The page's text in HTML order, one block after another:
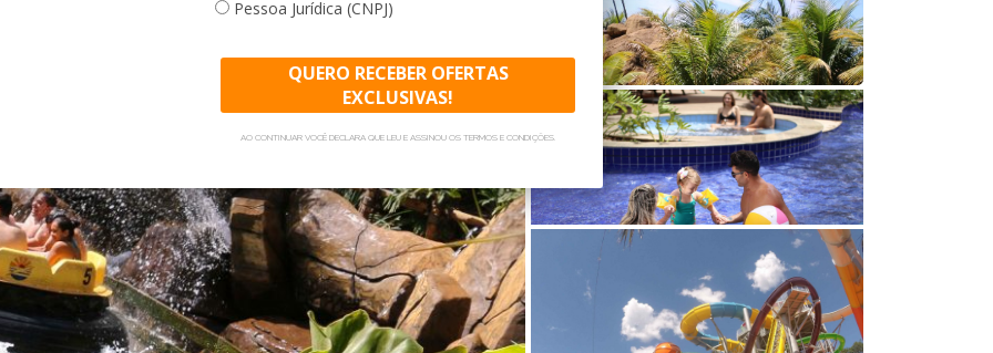
Pessoa Jurídica (CNPJ)
QUERO RECEBER OFERTAS
EXCLUSIVAS!
AO CONTINUAR VOCÊ DECLARA QUE LEU E ASSINOU OS TERMOS E CONDIÇÕES.